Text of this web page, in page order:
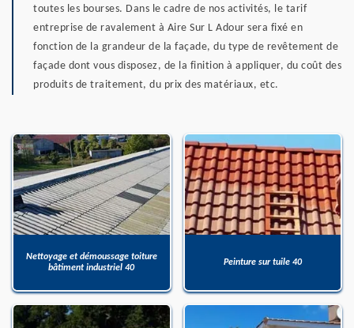
toutes les bourses. Dans le cadre de nos activités, le tarif
entreprise de ravalement à Aire Sur L Adour sera fixé en
fonction de la grandeur de la façade, du type de revêtement de
façade dont vous disposez, de la finition à appliquer, du coût des
produits de traitement, du prix des matériaux, etc.
Nettoyage et démoussage toiture
bâtiment industriel 40
Peinture sur tuile 40